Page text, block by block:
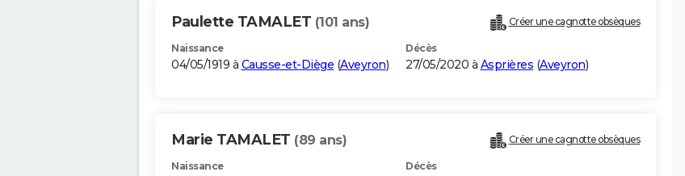
Paulette TAMALET (101 ans) Créer une cagnotte obsèques
Naissance
04/05/1919 à Causse-et-Diège (Aveyron)
Décès
27/05/2020 à Asprières (Aveyron)
Marie TAMALET (89 ans) Créer une cagnotte obsèques
Naissance Décès